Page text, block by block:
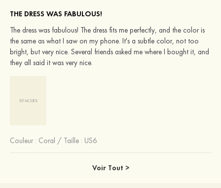
THE DRESS WAS FABULOUS!
The dress was fabulous! The dress fits me perfectly, and the color is
the same as what I saw on my phone. It's a subtle color, not too
bright, but very nice. Several friends asked me where I bought it, and
they all said it was very nice.
Couleur : Coral / Taille : US6
Voir Tout >